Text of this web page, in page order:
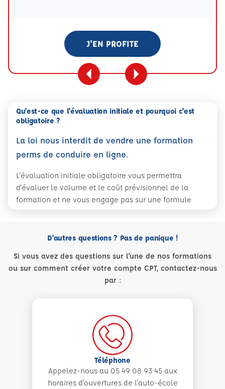
J'EN PROFITE
Qu'est-ce que l'évaluation initiale et pourquoi c'est
obligatoire ?
La loi nous interdit de vendre une formation
perms de conduire en ligne.
L'évaluation initiale obligatoire vous permettra
d'évaluer le volume et le coût prévisionnel de la
formation et ne vous engage pas sur une formule
D'autres questions ? Pas de panique !
Si vous avez des questions sur l'une de nos formations
ou sur comment créer votre compte CPT, contactez-nous
par :
Téléphone
Appelez-nous au 05 49 08 93 45 aux
horaires d'ouvertures de l'auto-école